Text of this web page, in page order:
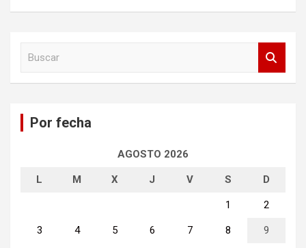
Por fecha
AGOSTO 2026
L M X J V S D
1 2
3 4 5 6 7 8 9